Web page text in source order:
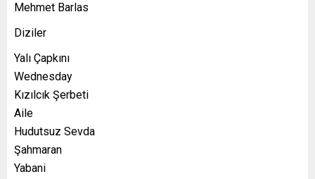
Mehmet Barlas
Diziler
Yalı Çapkını
Wednesday
Kızılcık Şerbeti
Aile
Hudutsuz Sevda
Şahmaran
Yabani